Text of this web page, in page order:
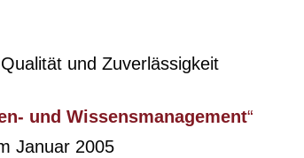
und Zuverlässigkeit
und Wissensmanagement“
Januar 2005